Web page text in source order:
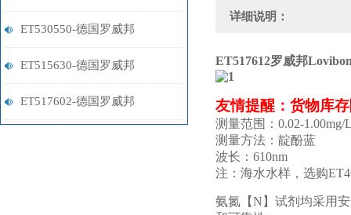
剂：环保监测的重要工具
ET530550-德国罗威邦
Lovibond铁试剂
ET515630-德国罗威邦
Lovibond镍试剂
ET517602-德国罗威邦
详细说明：
ET517612罗威邦
友情提醒：货物库
测量范围：0.02-1.00mg/
测量方法：靛酚蓝
波长：610nm
注：海水水样，选购
氨氮【N】试剂均采用